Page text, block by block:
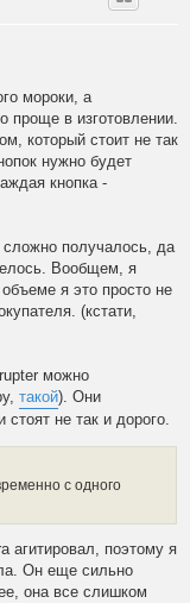
мороки, а
проще в изготовлении.
который стоит не так
нужно будет
кнопка -
получалось, да
Вообщем, я
я это просто не
(кстати,
можно
такой). Они
не так и дорого.
с одного
агитировал, поэтому я
Он еще сильно
она все слишком